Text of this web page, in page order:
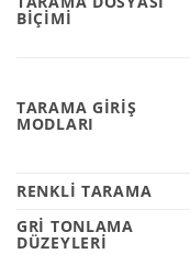
BIÇIMI
TARAMA GIRIŞ
MODLARI
RENKLI TARAMA
GRI TONLAMA
DÜZEYLERI